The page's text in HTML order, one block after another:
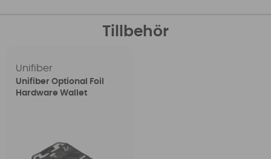
Tillbehör
Unifiber
Unifiber Optional Foil
Hardware Wallet